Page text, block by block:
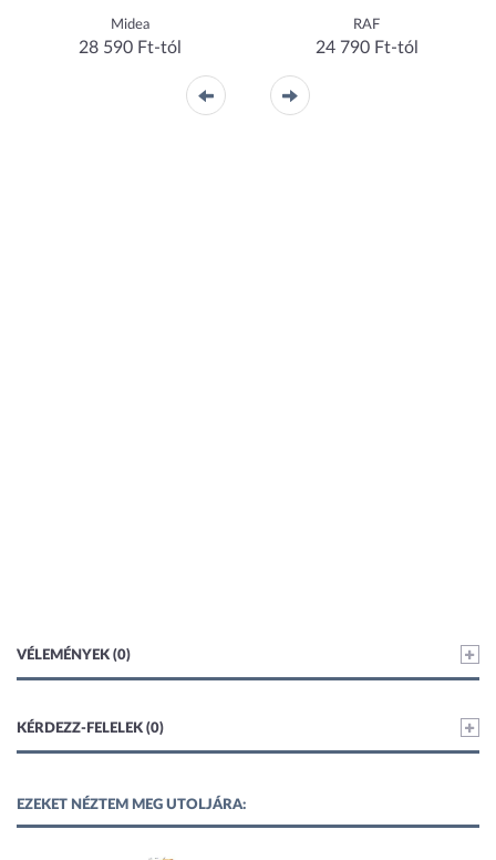
Midea
28 590 Ft-tól
RAF
24 790 Ft-tól
VÉLEMÉNYEK (0)
KÉRDEZZ-FELELEK (0)
EZEKET NÉZTEM MEG UTOLJÁRA: